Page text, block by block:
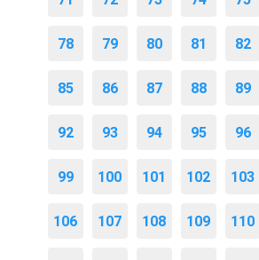
78 79 80 81 82
85 86 87 88 89
92 93 94 95 96
99 100 101 102 103
106 107 108 109 110